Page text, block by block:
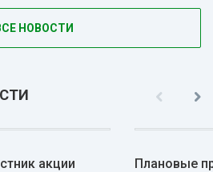
НОВОСТИ
акции
Плановые